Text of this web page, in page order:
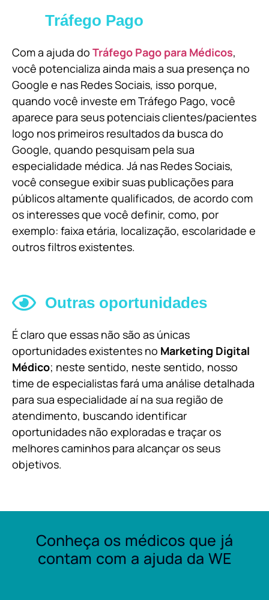
Tráfego Pago
Com a ajuda do Tráfego Pago para Médicos,
você potencializa ainda mais a sua presença no
Google e nas Redes Sociais, isso porque,
quando você investe em Tráfego Pago, você
aparece para seus potenciais clientes/pacientes
logo nos primeiros resultados da busca do
Google, quando pesquisam pela sua
especialidade médica. Já nas Redes Sociais,
você consegue exibir suas publicações para
públicos altamente qualificados, de acordo com
os interesses que você definir, como, por
exemplo: faixa etária, localização, escolaridade e
outros filtros existentes.
Outras oportunidades
É claro que essas não são as únicas
oportunidades existentes no Marketing Digital
Médico; neste sentido, neste sentido, nosso
time de especialistas fará uma análise detalhada
para sua especialidade aí na sua região de
atendimento, buscando identificar
oportunidades não exploradas e traçar os
melhores caminhos para alcançar os seus
objetivos.
Conheça os médicos que já
contam com a ajuda da WE